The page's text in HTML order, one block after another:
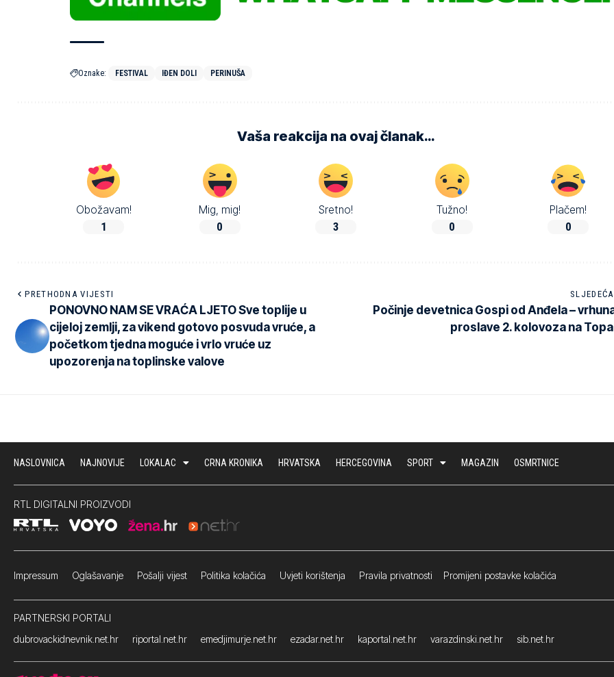
Oznake: FESTIVAL IĐEN DOLI PERINUŠA
Vaša reakcija na ovaj članak…
Obožavam!
1
Mig, mig!
0
Sretno!
3
Tužno!
0
Plačem!
0
PRETHODNA VIJESTI
PONOVNO NAM SE VRAĆA LJETO Sve toplije u
cijeloj zemlji, za vikend gotovo posvuda vruće, a
početkom tjedna moguće i vrlo vruće uz
upozorenja na toplinske valove
Počinje devetnica Gospi od Anđela –
proslave 2. kolovoza na
NASLOVNICA NAJNOVIJE LOKALAC CRNA KRONIKA HRVATSKA HERCEGOVINA SPORT MAGAZIN OSMRTNICE
RTL DIGITALNI PROIZVODI
Impressum Oglašavanje Pošalji vijest Politika kolačića Uvjeti korištenja Pravila privatnosti Promijeni postavke kolačića
PARTNERSKI PORTALI
dubrovackidnevnik.net.hr
riportal.net.hr emedjimurje.net.hr ezadar.net.hr kaportal.net.hr varazdinski.net.hr sib.net.hr